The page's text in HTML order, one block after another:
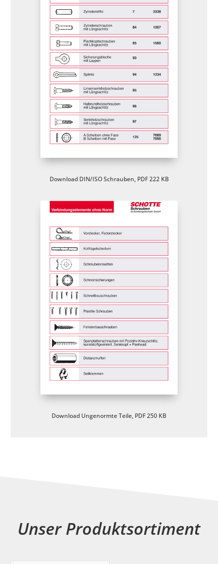
Download DIN/ISO Schrauben, PDF 222 KB
Download Ungenormte Teile, PDF 250 KB
Unser Produktsortiment